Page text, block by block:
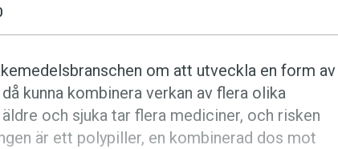
om att utveckla en form av
kunna kombinera verkan av flera olika
och sjuka tar flera mediciner, och risken
är ett polypiller, en kombinerad dos mot